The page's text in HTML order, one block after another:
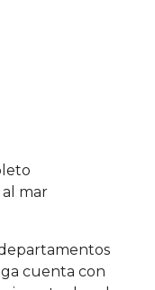
al mar
cuenta con